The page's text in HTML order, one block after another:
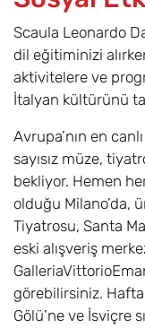
Scaula Leonardo
dil eğitiminizi
aktivitelere ve
İtalyan kültürünü
Avrupa’nın en
sayısız müze,
bekliyor. Hemen
olduğu Milano’da,
Tiyatrosu, Santa
eski alışveriş
görebilirsiniz. Hafta
Gölü’ne ve İsviçre